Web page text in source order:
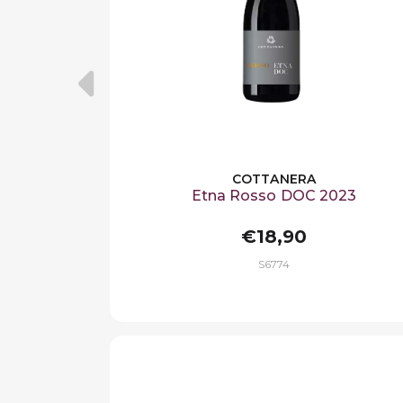
COTTANERA
Etna Rosso DOC 2023
€18,90
S6774